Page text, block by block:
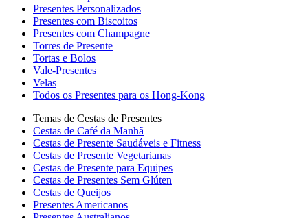
Presentes Personalizados
Presentes com Biscoitos
Presentes com Champagne
Torres de Presente
Tortas e Bolos
Vale-Presentes
Velas
Todos os Presentes para os Hong-Kong
Temas de Cestas de Presentes
Cestas de Café da Manhã
Cestas de Presente Saudáveis e Fitness
Cestas de Presente Vegetarianas
Cestas de Presente para Equipes
Cestas de Presentes Sem Glúten
Cestas de Queijos
Presentes Americanos